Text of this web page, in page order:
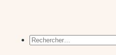
Rechercher :